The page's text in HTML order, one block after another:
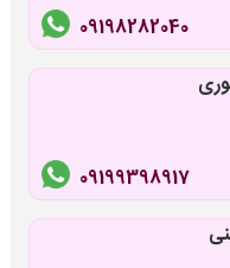
09198282040
09199398917